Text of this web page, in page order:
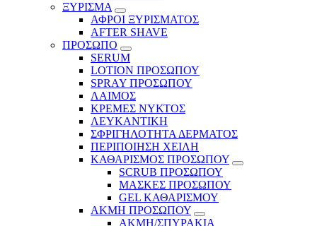
ΞΥΡΙΣΜΑ
ΑΦΡΟΙ ΞΥΡΙΣΜΑΤΟΣ
AFTER SHAVE
ΠΡΟΣΩΠΟ
SERUM
LOTION ΠΡΟΣΩΠΟΥ
SPRAY ΠΡΟΣΩΠΟΥ
ΛΑΙΜΟΣ
ΚΡΕΜΕΣ ΝΥΚΤΟΣ
ΛΕΥΚΑΝΤΙΚΗ
ΣΦΡΙΓΗΛΟΤΗΤΑ ΔΕΡΜΑΤΟΣ
ΠΕΡΙΠΟΙΗΣΗ ΧΕΙΛΗ
ΚΑΘΑΡΙΣΜΟΣ ΠΡΟΣΩΠΟΥ
SCRUB ΠΡΟΣΩΠΟΥ
ΜΑΣΚΕΣ ΠΡΟΣΩΠΟΥ
GEL ΚΑΘΑΡΙΣΜΟΥ
ΑΚΜΗ ΠΡΟΣΩΠΟΥ
ΑΚΜΗ/ΣΠΥΡΑΚΙΑ